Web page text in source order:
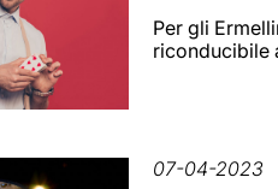
Per gli
riconducibile
07-04-2023